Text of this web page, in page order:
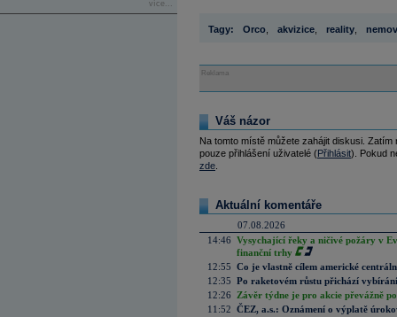
více...
Tagy: Orco akvizice reality
Reklama
Váš názor
Na tomto místě můžete zahájit diskusi.
pouze přihlášení uživatelé (Přihlásit). Pokud
zde
Aktuální komentáře
07.08.2026
14:46 Vysychající řeky a ničivé požáry v
finanční trhy
12:55 Co je vlastně cílem americké
12:35 Po raketovém růstu přichází
12:26
Závěr týdne je pro akcie převážně
11:52 ČEZ, a.s.: Oznámení o výplatě